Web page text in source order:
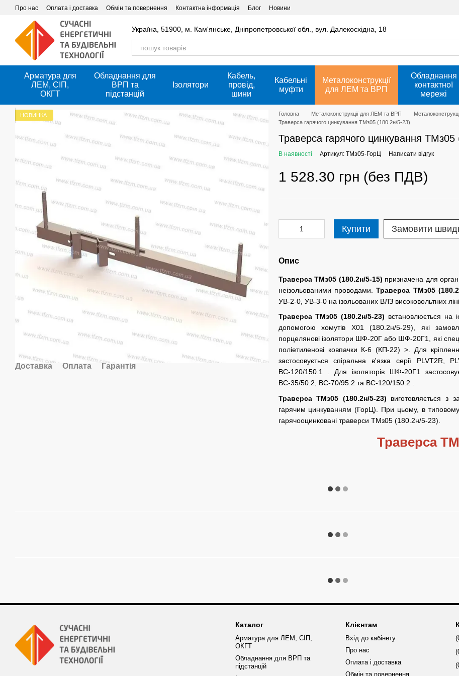
Перейти до основного контенту
Про нас Оплата і доставка Обмін та повернення Контактна інформація Блог Новини
Україна, 51900, м. Кам'янське, Дніпропетровської обл., вул. Далекосхідна, 18
Арматура для
ЛЕМ, СІП,
ОКГТ
Обладнання для
ВРП та
підстанцій
Ізолятори
Кабель,
провід,
шини
Кабельні
муфти
Металоконструкції
для ЛЕМ та ВРП
Обладнання
контактної
мережі
НОВИНКА
Доставка Оплата Гарантія
Головна Металоконструкції для ЛЕМ та ВРП
Траверса гарячого цинкування ТМз05 (180.2н/5-23)
Траверса гарячого цинкування
В наявності Артикул: ТМз05-ГорЦ Написати відгук
1 528.30 грн (без ПДВ)
Купити Замовити
Опис
Траверса ТМз05 (180.2н/5-15) призначена для
неізольованими проводами.Траверса ТМз05
УВ-2-0, УВ-3-0 на ізольованих ВЛЗ високовольтних
Траверса ТМз05 (180.2н/5-23) встановлюється на
допомогою хомутів Х01 (180.2н/5-29), які
порцелянові ізолятори ШФ-20Г або ШФ-20Г1, які
поліетиленові ковпачки К-6 (КП-22) >. Для
застосовується спіральна в'язка серії
ВС-120/150.1 . Для ізоляторів ШФ-20Г1
ВС-35/50.2, ВС-70/95.2 та ВС-120/150.2 .
Траверса ТМз05 (180.2н/5-23) виготовляється з
гарячим цинкуванням (ГорЦ). При цьому, в типовому
гарячооцинковані траверси ТМз05 (180.2н/5-23).
Траверса
Каталог
Арматура для ЛЕМ, СІП,
ОКГТ
Обладнання для ВРП та
підстанцій
Клієнтам
Вхід до кабінету
Про нас
Оплата і доставка
Обмін та повернення